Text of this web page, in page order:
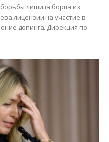
лишила борца из
лицензии на участие в
допинга. Дирекция по